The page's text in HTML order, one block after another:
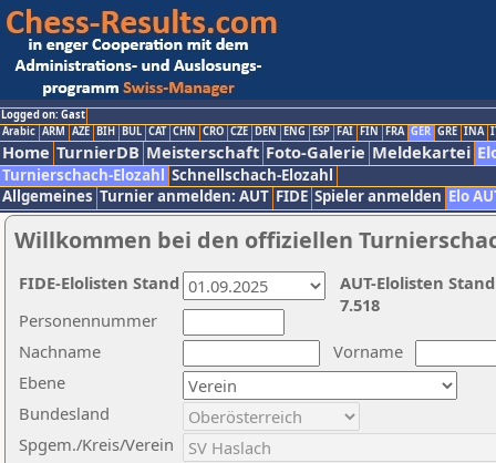
Logged on: Gast
Arabic ARM AZE BIH BUL CAT CHN CRO CZE DEN ENG ESP FAI FIN FRA GER GRE INA
Home TurnierDB Meisterschaft Foto-Galerie Meldekartei
Turnierschach-Elozahl Schnellschach-Elozahl
Allgemeines Turnier anmelden: AUT FIDE Spieler anmelden Elo
Willkommen bei den offiziellen
Nachname
Vorname
Ebene
Personennummer
Bundesland
Spgem./Kreis/Verein
AUT-Elolisten
7.518
FIDE-Elolisten Stand